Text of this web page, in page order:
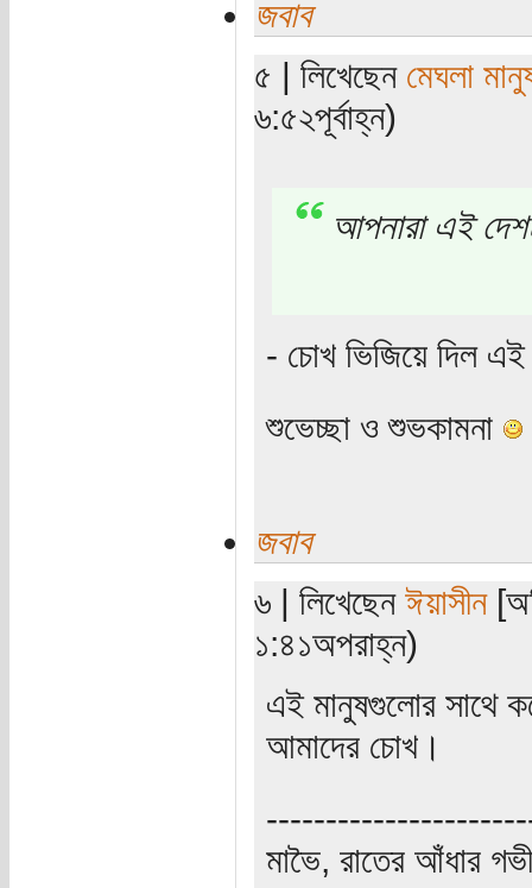
জবাব
৫ | লিখেছেন মেঘলা
৬:৫২পূর্বাহ্ন)
আপনারা এই
- চোখ ভিজিয়ে দিল
শুভেচ্ছা ও শুভকামনা
জবাব
৬ | লিখেছেন ঈয়াসীন
১:৪১অপরাহ্ন)
এই মানুষগুলোর সাথে
আমাদের চোখ।
মাভৈ, রাতের আঁধার